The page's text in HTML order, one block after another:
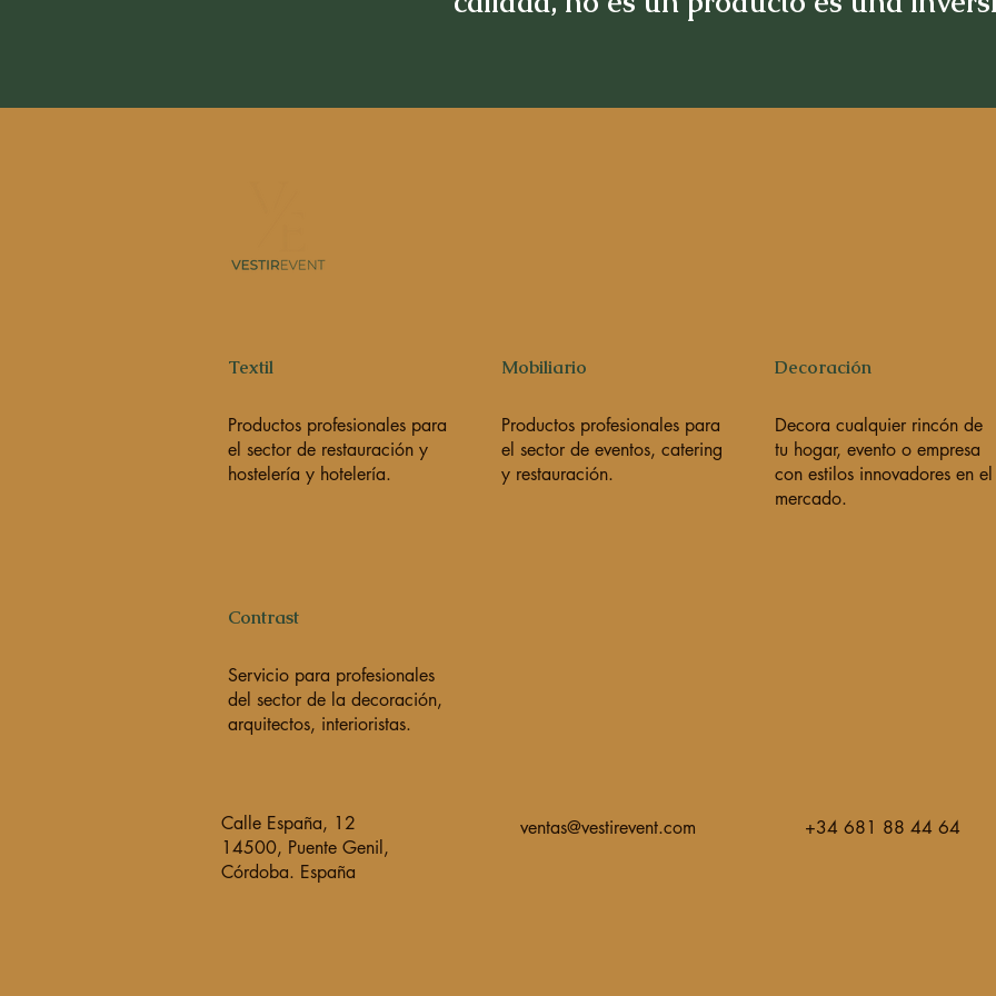
Textil
Productos profesionales para
el sector de restauración y
hostelería y hotelería.
Mobiliario
Productos profesionales para
el sector de eventos, catering
y restauración.
Decoración
Decora cualquier rincón de
tu hogar, evento o empresa
con estilos innovadores en el
mercado.
Contrast
Servicio para profesionales
del sector de la decoración,
arquitectos, interioristas.
Calle España, 12
14500, Puente Genil,
Córdoba. España
ventas@vestirevent.com +34 681 88 44 64